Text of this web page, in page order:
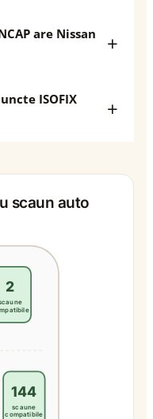
are Nissan
ISOFIX
scaun auto
2
144
scaune
compatibile